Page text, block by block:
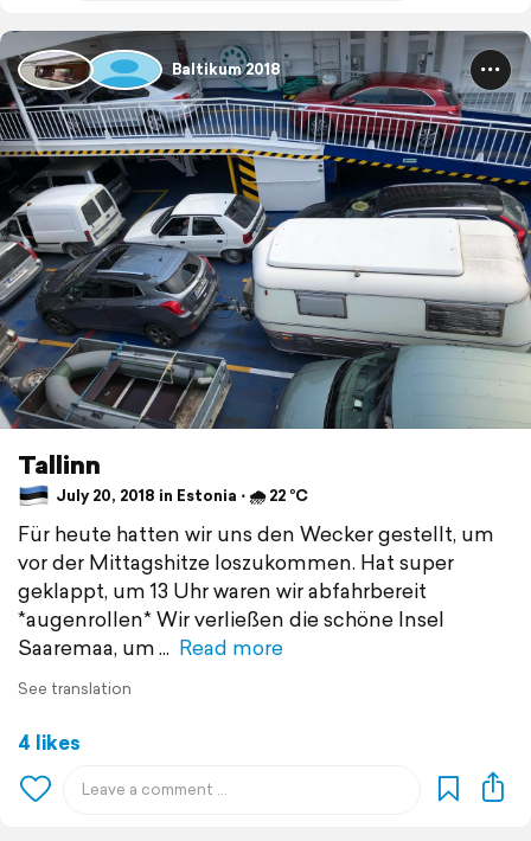
Baltikum 2018
Tallinn
July 20, 2018 in Estonia ⋅ 🌧 22 °C
Für heute hatten wir uns den Wecker gestellt, um
vor der Mittagshitze loszukommen. Hat super
geklappt, um 13 Uhr waren wir abfahrbereit
*augenrollen* Wir verließen die schöne Insel
Saaremaa, um
Read more
See translation
4 likes